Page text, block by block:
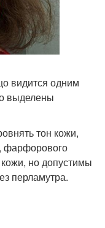
видится одним
выделены
тон кожи,
фарфорового
но допустимы
перламутра.